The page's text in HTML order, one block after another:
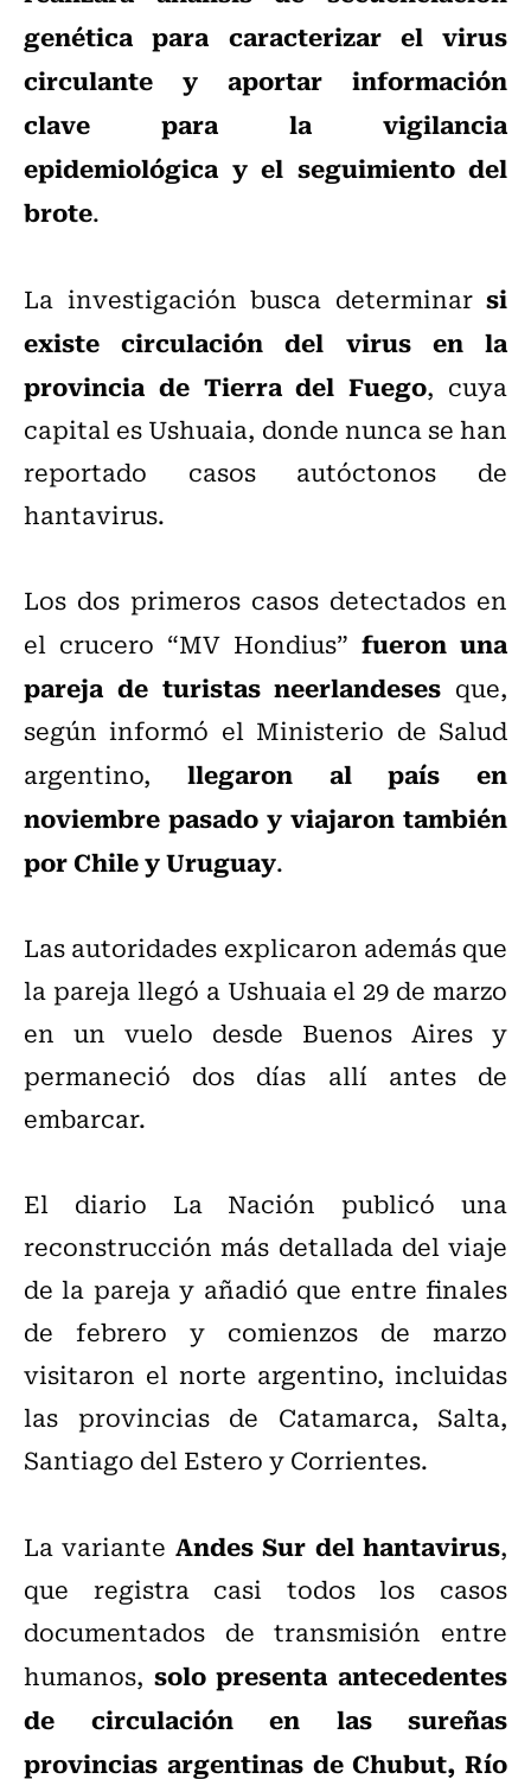
genética para caracterizar el virus
circulante y aportar información
clave para la vigilancia
epidemiológica y el seguimiento del
brote.
La investigación busca determinar si
existe circulación del virus en la
provincia de Tierra del Fuego, cuya
capital es Ushuaia, donde nunca se han
reportado casos autóctonos de
hantavirus.
Los dos primeros casos detectados en
el crucero “MV Hondius” fueron una
pareja de turistas neerlandeses que,
según informó el Ministerio de Salud
argentino, llegaron al país en
noviembre pasado y viajaron también
por Chile y Uruguay.
Las autoridades explicaron además que
la pareja llegó a Ushuaia el 29 de marzo
en un vuelo desde Buenos Aires y
permaneció dos días allí antes de
embarcar.
El diario La Nación publicó una
reconstrucción más detallada del viaje
de la pareja y añadió que entre finales
de febrero y comienzos de marzo
visitaron el norte argentino, incluidas
las provincias de Catamarca, Salta,
Santiago del Estero y Corrientes.
La variante Andes Sur del hantavirus,
que registra casi todos los casos
documentados de transmisión entre
humanos, solo presenta antecedentes
de circulación en las sureñas
provincias argentinas de Chubut, Río